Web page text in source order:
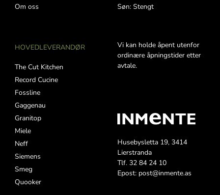
Om oss
HOVEDLEVERANDØR
The Cut Kitchen
Record Cucine
Fossline
Gaggenau
Granitop
Miele
Neff
Siemens
Smeg
Quooker
Søn: Stengt
Vi kan holde åpent utenfor
ordinære åpningstider etter
avtale.
Husebysletta 19, 3414
Lierstranda
Tlf. 32 84 24 10
Epost: post@inmente.as